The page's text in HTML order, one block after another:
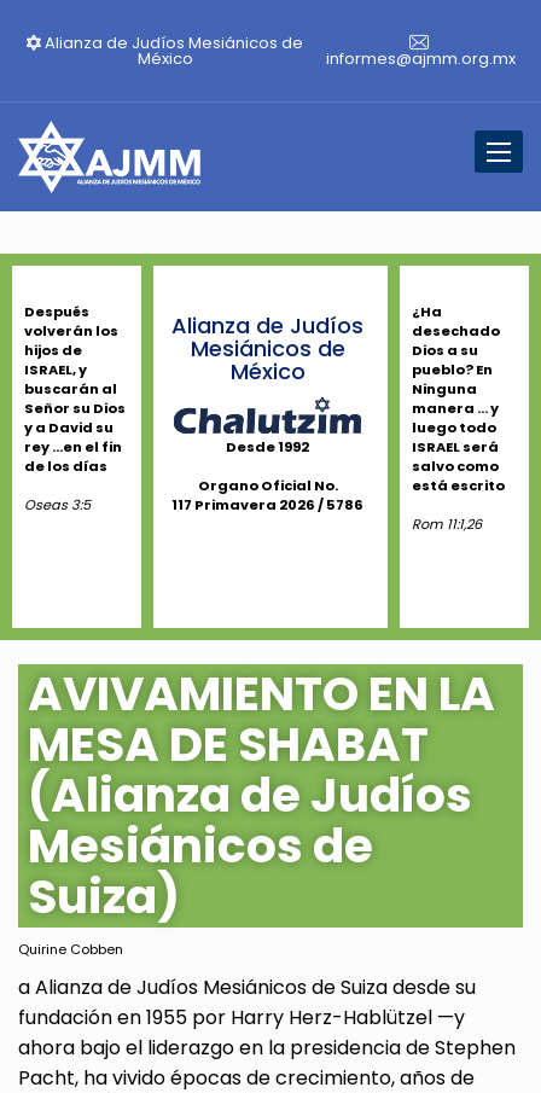
Alianza de Judíos Mesiánicos de
México informes@ajmm.org.mx
Después
volverán los
hijos de
ISRAEL, y
buscarán al
Señor su Dios
y a David su
rey ...en el fin
de los días
Oseas 3:5
Alianza de Judíos
Mesiánicos de
México
Desde 1992
Organo Oficial No.
117 Primavera 2026 / 5786
¿Ha
desechado
Dios a su
pueblo? En
Ninguna
manera ... y
luego todo
ISRAEL será
salvo como
está escrito
Rom 11:1,26
AVIVAMIENTO EN LA
MESA DE SHABAT
(Alianza de Judíos
Mesiánicos de
Suiza)
Quirine Cobben
a Alianza de Judíos Mesiánicos de Suiza desde su
fundación en 1955 por Harry Herz-Hablützel —y
ahora bajo el liderazgo en la presidencia de Stephen
Pacht, ha vivido épocas de crecimiento, años de